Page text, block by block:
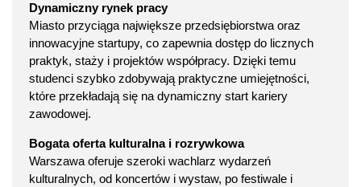
Dynamiczny rynek pracy
Miasto przyciąga największe przedsiębiorstwa oraz
innowacyjne startupy, co zapewnia dostęp do licznych
praktyk, staży i projektów współpracy. Dzięki temu
studenci szybko zdobywają praktyczne umiejętności,
które przekładają się na dynamiczny start kariery
zawodowej.
Bogata oferta kulturalna i rozrywkowa
Warszawa oferuje szeroki wachlarz wydarzeń
kulturalnych, od koncertów i wystaw, po festiwale i